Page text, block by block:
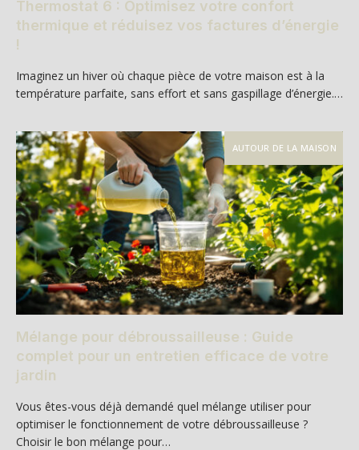
Thermostat 6 : Optimisez votre confort
thermique et réduisez vos factures d’énergie
!
Imaginez un hiver où chaque pièce de votre maison est à la
température parfaite, sans effort et sans gaspillage d’énergie.…
AUTOUR DE LA MAISON
Mélange pour débroussailleuse : Guide
complet pour un entretien efficace de votre
jardin
Vous êtes-vous déjà demandé quel mélange utiliser pour
optimiser le fonctionnement de votre débroussailleuse ?
Choisir le bon mélange pour…